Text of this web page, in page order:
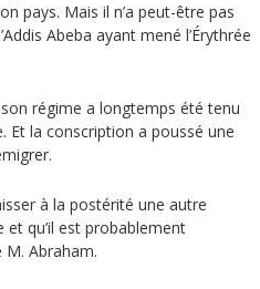
pays. Mais il n’a peut-être pas
Abeba ayant mené l’Érythrée
régime a longtemps été tenu
Et la conscription a poussé une
à la postérité une autre
et qu’il est probablement
M. Abraham.